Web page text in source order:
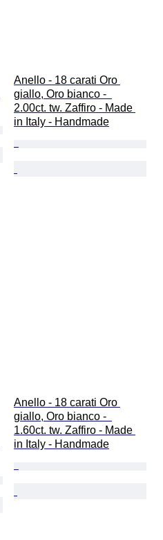
Anello - 18 carati Oro
giallo, Oro bianco -
2.00ct. tw. Zaffiro - Made
in Italy - Handmade
Anello - 18 carati Oro
giallo, Oro bianco -
1.60ct. tw. Zaffiro - Made
in Italy - Handmade